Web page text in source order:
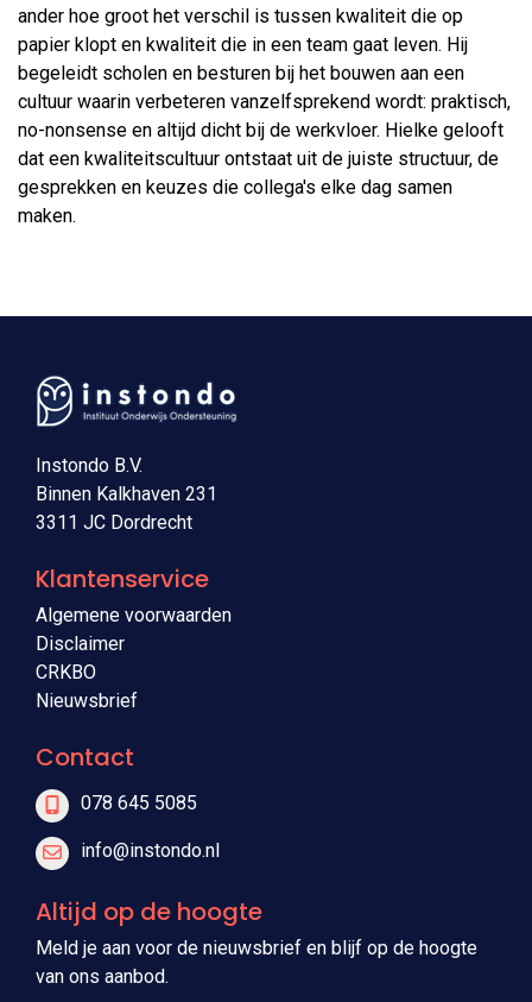
ander hoe groot het verschil is tussen kwaliteit die op
papier klopt en kwaliteit die in een team gaat leven. Hij
begeleidt scholen en besturen bij het bouwen aan een
cultuur waarin verbeteren vanzelfsprekend wordt: praktisch,
no-nonsense en altijd dicht bij de werkvloer. Hielke gelooft
dat een kwaliteitscultuur ontstaat uit de juiste structuur, de
gesprekken en keuzes die collega's elke dag samen
maken.
Instondo B.V.
Binnen Kalkhaven 231
3311 JC Dordrecht
Klantenservice
Algemene voorwaarden
Disclaimer
CRKBO
Nieuwsbrief
Contact
078 645 5085
info@instondo.nl
Altijd op de hoogte
Meld je aan voor de nieuwsbrief en blijf op de hoogte
van ons aanbod.